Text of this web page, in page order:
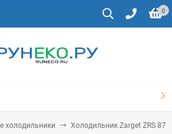
0
холодильники Холодильник Zarget ZRS 87W